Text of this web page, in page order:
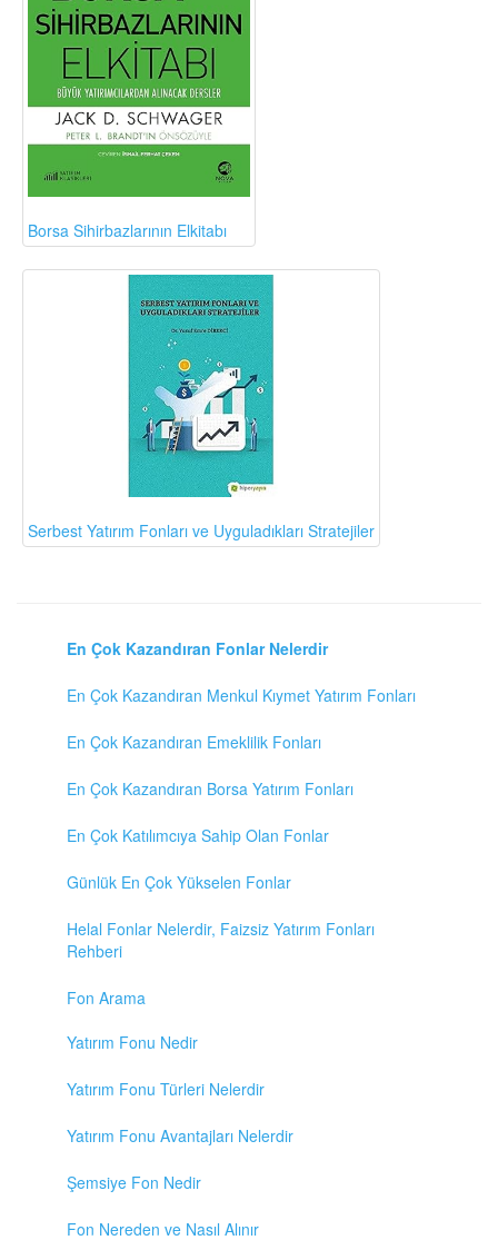
Borsa Sihirbazlarının Elkitabı
Serbest Yatırım Fonları ve Uyguladıkları Stratejiler
En Çok Kazandıran Fonlar Nelerdir
En Çok Kazandıran Menkul Kıymet Yatırım Fonları
En Çok Kazandıran Emeklilik Fonları
En Çok Kazandıran Borsa Yatırım Fonları
En Çok Katılımcıya Sahip Olan Fonlar
Günlük En Çok Yükselen Fonlar
Helal Fonlar Nelerdir, Faizsiz Yatırım Fonları
Rehberi
Fon Arama
Yatırım Fonu Nedir
Yatırım Fonu Türleri Nelerdir
Yatırım Fonu Avantajları Nelerdir
Şemsiye Fon Nedir
Fon Nereden ve Nasıl Alınır